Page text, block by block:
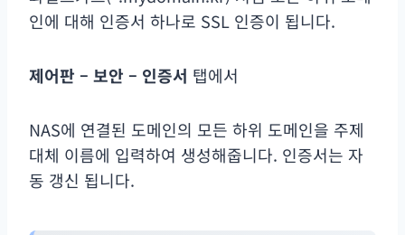
인에 대해 인증서 하나로 SSL 인증이 됩니다.
제어판 – 보안 – 인증서 탭에서
NAS에 연결된 도메인의 모든 하위 도메인을 주제
대체 이름에 입력하여 생성해줍니다. 인증서는 자
동 갱신 됩니다.